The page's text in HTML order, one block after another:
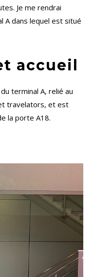
Je me rendrai
A dans lequel est situé
accueil
terminal A, relié au
travelators, et est
la porte A18.